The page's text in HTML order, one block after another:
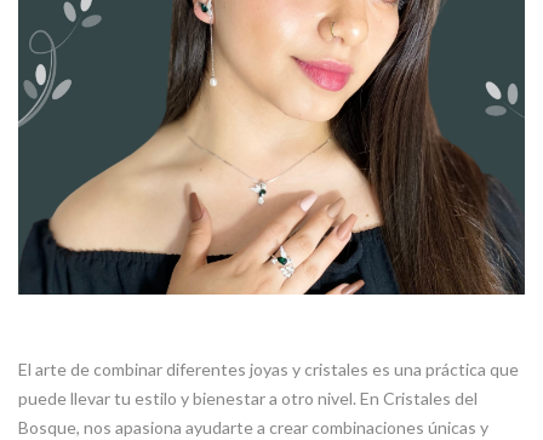
El arte de combinar diferentes joyas y cristales es una práctica que
puede llevar tu estilo y bienestar a otro nivel. En Cristales del
Bosque, nos apasiona ayudarte a crear combinaciones únicas y